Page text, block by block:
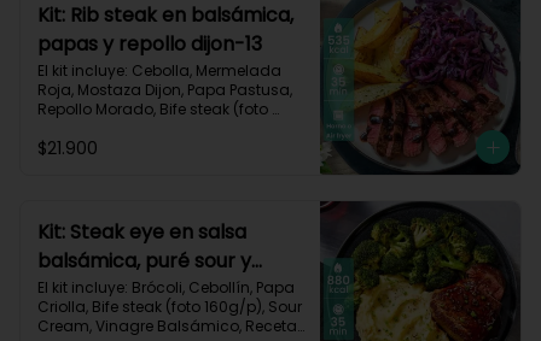
Kit: Rib steak en balsámica,
papas y repollo dijon-13
El kit incluye: Cebolla, Mermelada
Roja, Mostaza Dijon, Papa Pastusa,
Repollo Morado, Bife steak (foto
Balsámico, Vinagre de Vino Blanco,
Grasas 47g | Proteínas 36g
$21.900
Kit: Steak eye en salsa
balsámica, puré sour y
brócoli-15
El kit incluye: Brócoli, Cebollín, Papa
Criolla, Bife steak (foto 160g/p), Sour
Cream, Vinagre Balsámico, Receta